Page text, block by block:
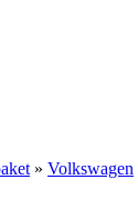
» Volkswagen